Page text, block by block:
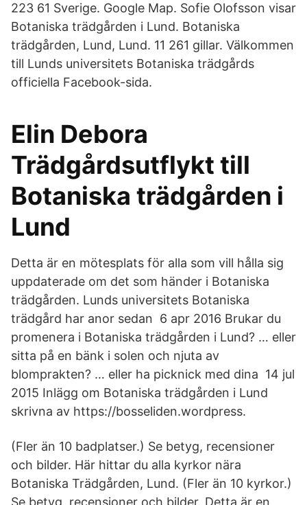
223 61 Sverige. Google Map. Sofie Olofsson visar
Botaniska trädgården i Lund. Botaniska
trädgården, Lund, Lund. 11 261 gillar. Välkommen
till Lunds universitets Botaniska trädgårds
officiella Facebook-sida.
Elin Debora
Trädgårdsutflykt till
Botaniska trädgården i
Lund
Detta är en mötesplats för alla som vill hålla sig
uppdaterade om det som händer i Botaniska
trädgården. Lunds universitets Botaniska
trädgård har anor sedan 6 apr 2016 Brukar du
promenera i Botaniska trädgården i Lund? … eller
sitta på en bänk i solen och njuta av
blomprakten? … eller ha picknick med dina 14 jul
2015 Inlägg om Botaniska trädgården i Lund
skrivna av https://bosseliden.wordpress.
(Fler än 10 badplatser.) Se betyg, recensioner
och bilder. Här hittar du alla kyrkor nära
Botaniska Trädgården, Lund. (Fler än 10 kyrkor.)
Se betyg, recensioner och bilder. Detta är en